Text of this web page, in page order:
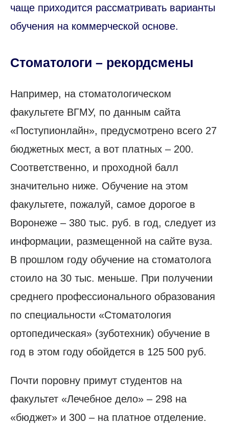
чаще приходится рассматривать варианты
обучения на коммерческой основе.
Стоматологи – рекордсмены
Например, на стоматологическом
факультете ВГМУ, по данным сайта
«Поступионлайн», предусмотрено всего 27
бюджетных мест, а вот платных – 200.
Соответственно, и проходной балл
значительно ниже. Обучение на этом
факультете, пожалуй, самое дорогое в
Воронеже – 380 тыс. руб. в год, следует из
информации, размещенной на сайте вуза.
В прошлом году обучение на стоматолога
стоило на 30 тыс. меньше. При получении
среднего профессионального образования
по специальности «Стоматология
ортопедическая» (зуботехник) обучение в
год в этом году обойдется в 125 500 руб.
Почти поровну примут студентов на
факультет «Лечебное дело» – 298 на
«бюджет» и 300 – на платное отделение.